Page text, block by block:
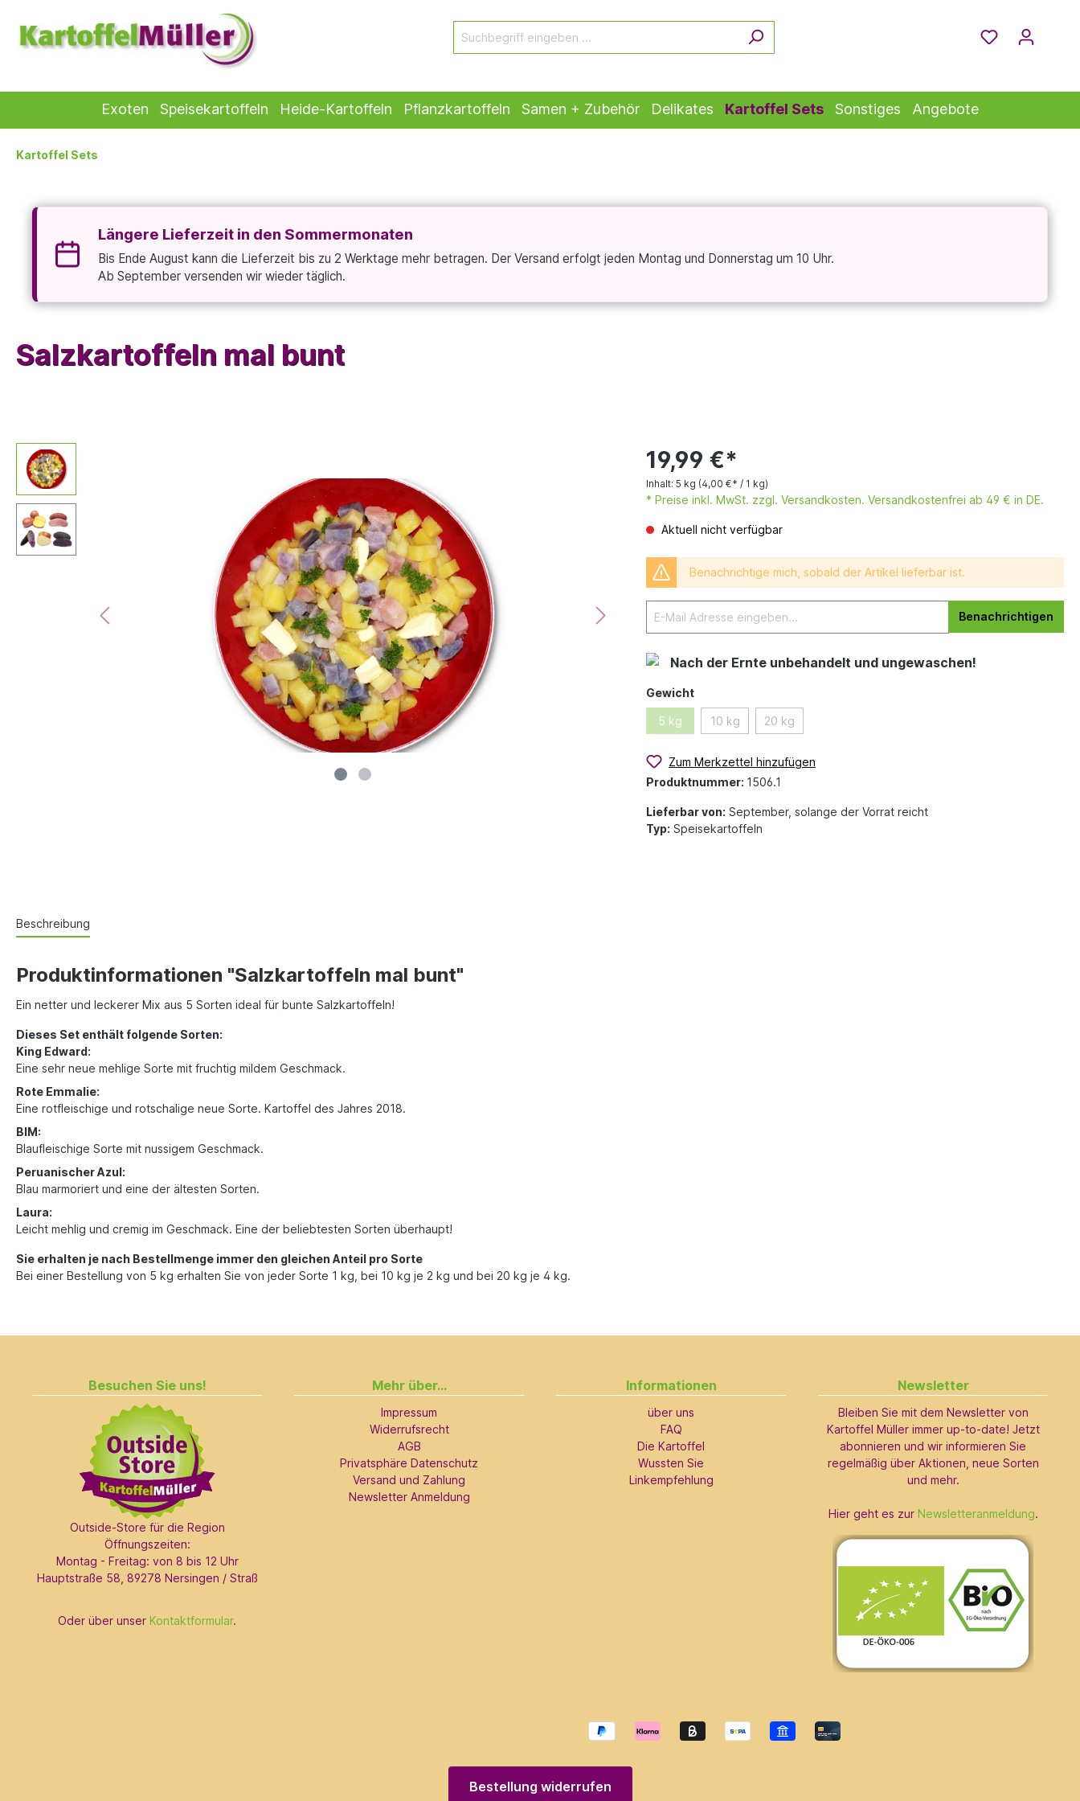
Exoten Speisekartoffeln Heide-Kartoffeln Pflanzkartoffeln Samen + Zubehör Delikates Kartoffel Sets Sonstiges Angebote
Kartoffel Sets
Längere Lieferzeit in den Sommermonaten
Bis Ende August kann die Lieferzeit bis zu 2 Werktage mehr betragen. Der Versand erfolgt jeden Montag und Donnerstag um 10 Uhr.
Ab September versenden wir wieder täglich.
Salzkartoffeln mal bunt
19,99 €*
Inhalt: 5 kg (4,00 €* / 1 kg)
* Preise inkl. MwSt. zzgl. Versandkosten. Versandkostenfrei ab 49 € in DE.
Aktuell nicht verfügbar
Benachrichtige mich, sobald der Artikel lieferbar ist.
Benachrichtigen
Nach der Ernte unbehandelt und ungewaschen!
Gewicht
5 kg 10 kg 20 kg
Zum Merkzettel hinzufügen
Produktnummer: 1506.1
Lieferbar von: September, solange der Vorrat reicht
Typ: Speisekartoffeln
Beschreibung
Produktinformationen "Salzkartoffeln mal bunt"
Ein netter und leckerer Mix aus 5 Sorten ideal für bunte Salzkartoffeln!
Dieses Set enthält folgende Sorten:
King Edward:
Eine sehr neue mehlige Sorte mit fruchtig mildem Geschmack.
Rote Emmalie:
Eine rotfleischige und rotschalige neue Sorte. Kartoffel des Jahres 2018.
BIM:
Blaufleischige Sorte mit nussigem Geschmack.
Peruanischer Azul:
Blau marmoriert und eine der ältesten Sorten.
Laura:
Leicht mehlig und cremig im Geschmack. Eine der beliebtesten Sorten überhaupt!
Sie erhalten je nach Bestellmenge immer den gleichen Anteil pro Sorte
Bei einer Bestellung von 5 kg erhalten Sie von jeder Sorte 1 kg, bei 10 kg je 2 kg und bei 20 kg je 4 kg.
Mehr über...
Impressum
Widerrufsrecht
AGB
Privatsphäre Datenschutz
Versand und Zahlung
Newsletter Anmeldung
Informationen
über uns
FAQ
Die Kartoffel
Wussten Sie
Linkempfehlung
Besuchen Sie uns!
Outside-Store für die Region
Öffnungszeiten:
Montag - Freitag: von 8 bis 12 Uhr
Hauptstraße 58, 89278 Nersingen / Straß
Oder über unser Kontaktformular.
Newsletter
Bleiben Sie mit dem Newsletter von
Kartoffel Müller immer up-to-date! Jetzt
abonnieren und wir informieren Sie
regelmäßig über Aktionen, neue Sorten
und mehr.
Hier geht es zur Newsletteranmeldung.
Bestellung widerrufen